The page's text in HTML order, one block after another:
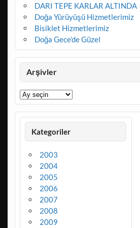
DARI TEPE KARLAR ALTINDA
Doğa Yürüyüşü Hizmetlerimiz
Bisiklet Hizmetlerimiz
Doğa Gece’de Güzel
Arşivler
Arşivler
Kategoriler
2003
2004
2005
2006
2007
2008
2009